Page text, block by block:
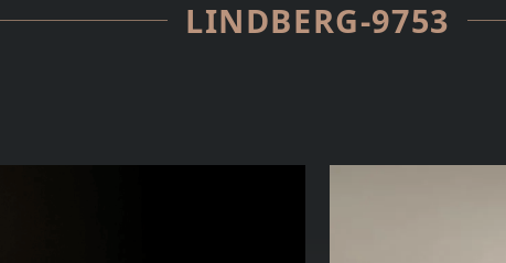
LINDBERG-9753